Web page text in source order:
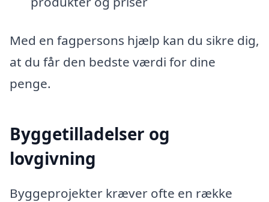
Med en fagpersons hjælp kan du sikre dig,
at du får den bedste værdi for dine
penge.
Byggetilladelser og
lovgivning
Byggeprojekter kræver ofte en række